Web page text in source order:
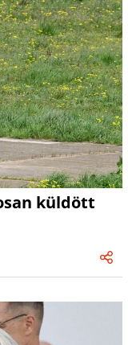
küldött